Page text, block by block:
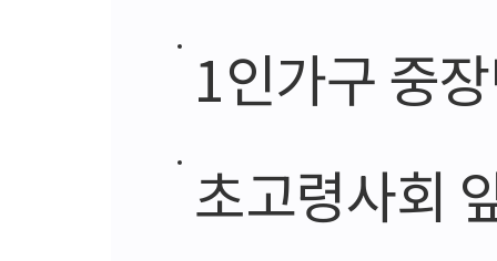
1인가구 중장
초고령사회 앞